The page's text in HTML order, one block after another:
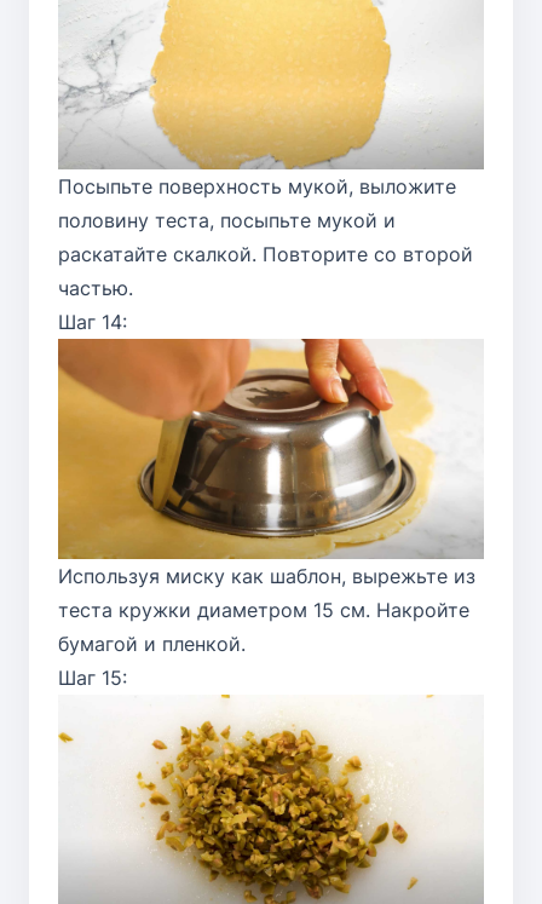
Посыпьте поверхность мукой, выложите
половину теста, посыпьте мукой и
раскатайте скалкой. Повторите со второй
частью.
Шаг 14:
Используя миску как шаблон, вырежьте из
теста кружки диаметром 15 см. Накройте
бумагой и пленкой.
Шаг 15: